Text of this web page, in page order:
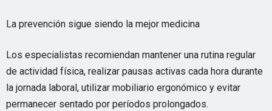
La prevención sigue siendo la mejor medicina
Los especialistas recomiendan mantener una rutina regular
de actividad física, realizar pausas activas cada hora durante
la jornada laboral, utilizar mobiliario ergonómico y evitar
permanecer sentado por períodos prolongados.